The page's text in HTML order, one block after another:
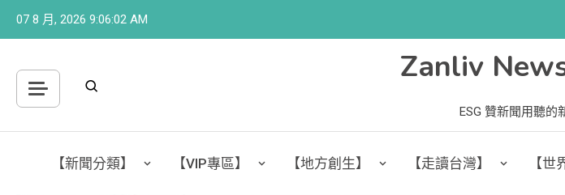
07 8 月, 2026 9:06:03 AM
Zanliv
ESG 贊新聞用聽的
【新聞分類】 【VIP專區】 【地方創生】 【走讀台灣】 【世